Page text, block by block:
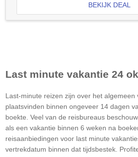
BEKIJK DEAL
Last minute vakantie 24
Last-minute reizen zijn over het algemeen
plaatsvinden binnen ongeveer 14 dagen
boekte. Veel van de reisbureaus
als een vakantie binnen 6 weken na
reisaanbiedingen voor last minute
vertrekdatum binnen dat tijdsbestek.